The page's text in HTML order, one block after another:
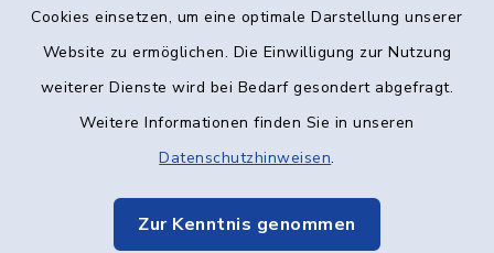
Cookies einsetzen, um eine optimale Darstellung unserer
Website zu ermöglichen. Die Einwilligung zur Nutzung
weiterer Dienste wird bei Bedarf gesondert abgefragt.
Weitere Informationen finden Sie in unseren
Datenschutzhinweisen.
Zur Kenntnis genommen
Impressum
Elektronische Kommunikation
Sitemap
Cookie-Einstellungen